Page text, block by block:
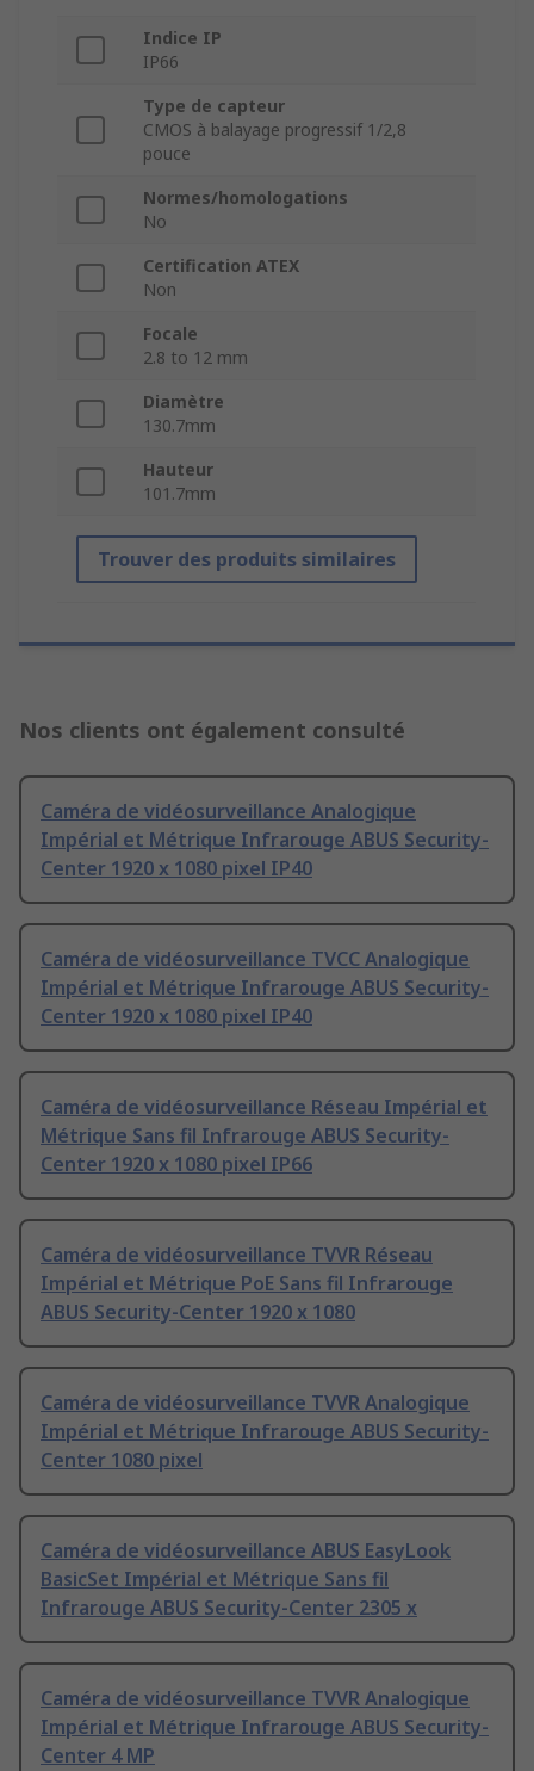
Indice IP
IP66
Type de capteur
CMOS à balayage progressif 1/2,8
pouce
Normes/homologations
No
Certification ATEX
Non
Focale
2.8 to 12 mm
Diamètre
130.7mm
Hauteur
101.7mm
Trouver des produits similaires
Nos clients ont également consulté
Caméra de vidéosurveillance Analogique
Impérial et Métrique Infrarouge ABUS Security-
Center 1920 x 1080 pixel IP40
Caméra de vidéosurveillance TVCC Analogique
Impérial et Métrique Infrarouge ABUS Security-
Center 1920 x 1080 pixel IP40
Caméra de vidéosurveillance Réseau Impérial et
Métrique Sans fil Infrarouge ABUS Security-
Center 1920 x 1080 pixel IP66
Caméra de vidéosurveillance TVVR Réseau
Impérial et Métrique PoE Sans fil Infrarouge
ABUS Security-Center 1920 x 1080
Caméra de vidéosurveillance TVVR Analogique
Impérial et Métrique Infrarouge ABUS Security-
Center 1080 pixel
Caméra de vidéosurveillance ABUS EasyLook
BasicSet Impérial et Métrique Sans fil
Infrarouge ABUS Security-Center 2305 x
Caméra de vidéosurveillance TVVR Analogique
Impérial et Métrique Infrarouge ABUS Security-
Center 4 MP